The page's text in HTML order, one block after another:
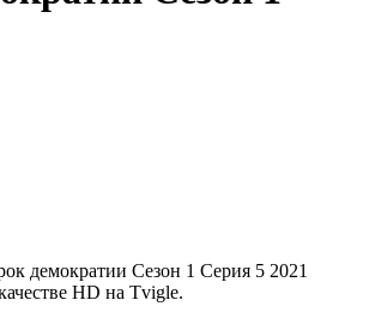
демократии Сезон 1 Серия 5 2021
HD на Tvigle.